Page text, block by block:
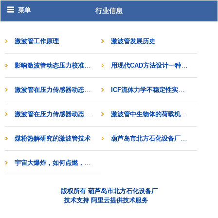
行业信息
菜单
激波管工作原理 激波管发展历史
用现代CAD方法设计一种气固两相激波管系统
ICF流体力学不稳定性实验用柱状激波管的研制
激波管中生物体的荷载机制和过程及效应研究
煤粉热解研究的激波管技术 葫芦岛市北方石化设备厂介绍国内第一台生物实验用激波管
版权所有 葫芦岛市北方石化设备厂
技术支持 阿里云提供技术服务